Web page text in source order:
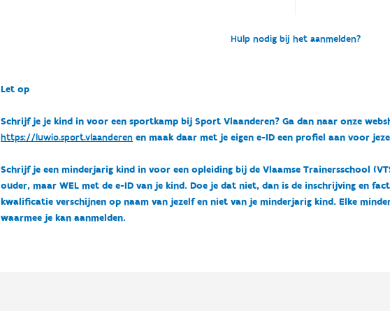
Hulp nodig bij het aanmelden?
Let op
Schrijf je je kind in voor een sportkamp bij Sport Vlaanderen? Ga dan naar onze
https://luwio.sport.vlaanderenen maak daar met je eigen e-ID een profiel aan voor
Schrijf je een minderjarig kind in voor een opleiding bij de Vlaamse Trainersschool
ouder, maar WEL met de e-ID van je kind. Doe je dat niet, dan is de inschrijving en
kwalificatie verschijnen op naam van jezelf en niet van je minderjarig kind. Elke
waarmee je kan aanmelden.